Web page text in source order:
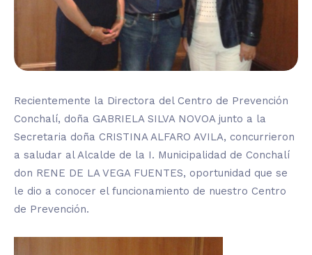
Recientemente la Directora del Centro de Prevención
Conchalí, doña GABRIELA SILVA NOVOA junto a la
Secretaria doña CRISTINA ALFARO AVILA, concurrieron
a saludar al Alcalde de la I. Municipalidad de Conchalí
don RENE DE LA VEGA FUENTES, oportunidad que se
le dio a conocer el funcionamiento de nuestro Centro
de Prevención.